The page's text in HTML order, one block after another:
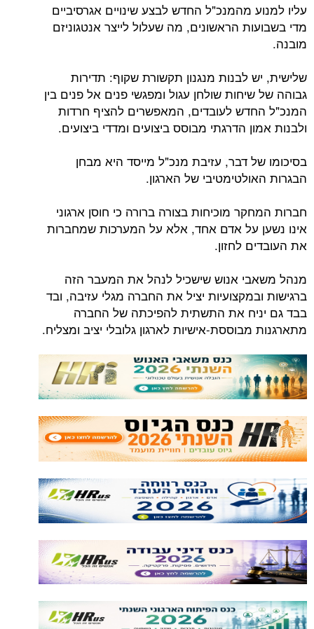
עליו למנוע מהמנכ"ל החדש לבצע שינויים אגרסיביים
מדי בשבועות הראשונים, מה שעלול לייצר אנטגוניזם
מובנה.
שלישית, יש לבנות מנגנון תקשורת שקוף: תדירות
גבוהה של שיחות שולחן עגול ומפגשי פנים אל פנים בין
המנכ"ל החדש לעובדים, המאפשרים להציף חרדות
ולבנות אמון הדרגתי מבוסס ביצועים ומדדי ביצועים.
בסיכומו של דבר, עזיבת מנכ"ל מייסד היא מבחן
הבגרות האולטימטיבי של הארגון.
חברות המחקר מוכיחות בצורה ברורה כי חוסן ארגוני
אינו נשען על אדם אחד, אלא על המערכות שמחברות
את העובדים לחזון.
מנהל משאבי אנוש שישכיל לנהל את המעבר הזה
ברגישות ובמקצועיות יציל את החברה מגלי עזיבה, ובד
בבד גם יניח את התשתית להפיכתה של החברה
מתארגנות מבוססת-אישיות לארגון גלובלי יציב ומצליח.